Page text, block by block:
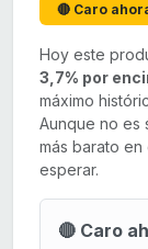
🔴 Caro
Hoy este
3,7% por
máximo
Aunque no es
más barato
esperar.
🔴 Caro